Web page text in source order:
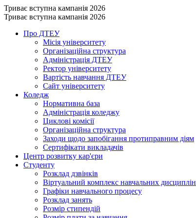
Триває вступна кампанія 2026
Триває вступна кампанія 2026
Про ДТЕУ
Місія університету
Організаційна структура
Адміністрація ДТЕУ
Ректор університету
Вартість навчання ДТЕУ
Сайт університету
Коледж
Нормативна база
Адміністрація коледжу
Циклові комісії
Організаційна структура
Заходи щодо запобігання протиправним діям
Сертифікати викладачів
Центр розвитку кар'єри
Студенту
Розклад дзвінків
Віртуальний комплекс навчальних дисциплін
Графіки навчального процесу
Розклад занять
Розмір стипендій